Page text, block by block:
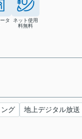
タ
ネット使用
料無料
グ 地上デジタル放送